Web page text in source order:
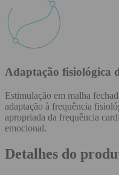
Adaptação fisiológica
Estimulação em malha
adaptação à frequência
apropriada da frequência
emocional.
Detalhes do